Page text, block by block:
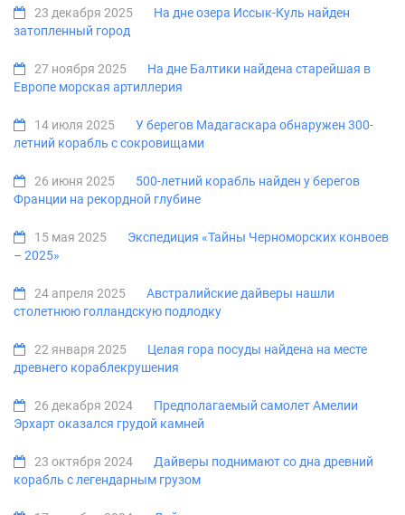
23 декабря 2025
На дне озера Иссык-Куль найден
затопленный город
27 ноября 2025
На дне Балтики найдена старейшая в
Европе морская артиллерия
14 июля 2025
У берегов Мадагаскара обнаружен 300-
летний корабль с сокровищами
26 июня 2025
500-летний корабль найден у берегов
Франции на рекордной глубине
15 мая 2025
Экспедиция «Тайны Черноморских конвоев
– 2025»
24 апреля 2025
Австралийские дайверы нашли
столетнюю голландскую подлодку
22 января 2025
Целая гора посуды найдена на месте
древнего кораблекрушения
26 декабря 2024
Предполагаемый самолет Амелии
Эрхарт оказался грудой камней
23 октября 2024
Дайверы поднимают со дна древний
корабль с легендарным грузом